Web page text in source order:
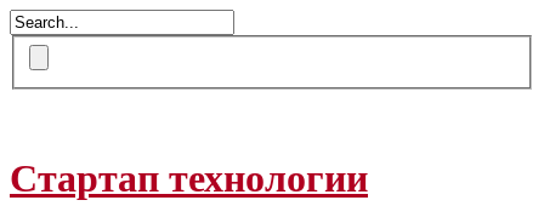
Стартап технологии